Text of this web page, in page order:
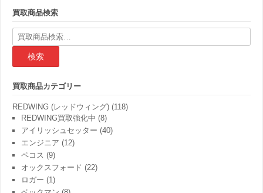
買取商品検索
検
索
果:
買取商品カテゴリー
REDWING (レッドウィング) (118)
REDWING買取強化中 (8)
アイリッシュセッター (40)
エンジニア (12)
ペコス (9)
オックスフォード (22)
ロガー (1)